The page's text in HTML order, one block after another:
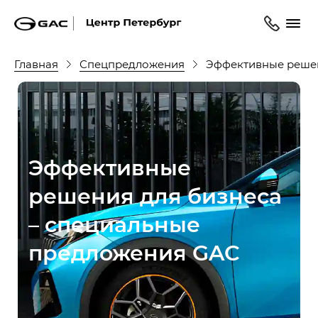
Главная Спецпредложения Эффективные
Эффективные
решения для бизнеса
– специальные
предложения GAC